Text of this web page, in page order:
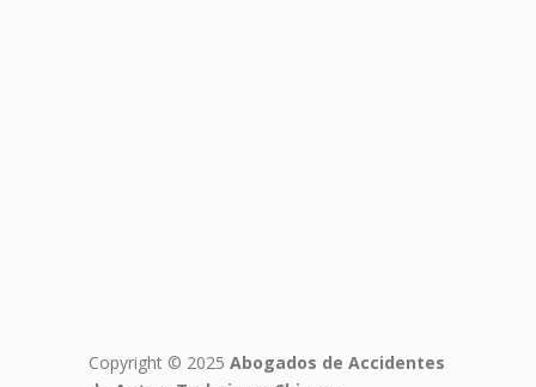
Copyright © 2025 Abogados de Accidentes